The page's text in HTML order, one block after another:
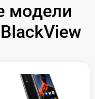
модели